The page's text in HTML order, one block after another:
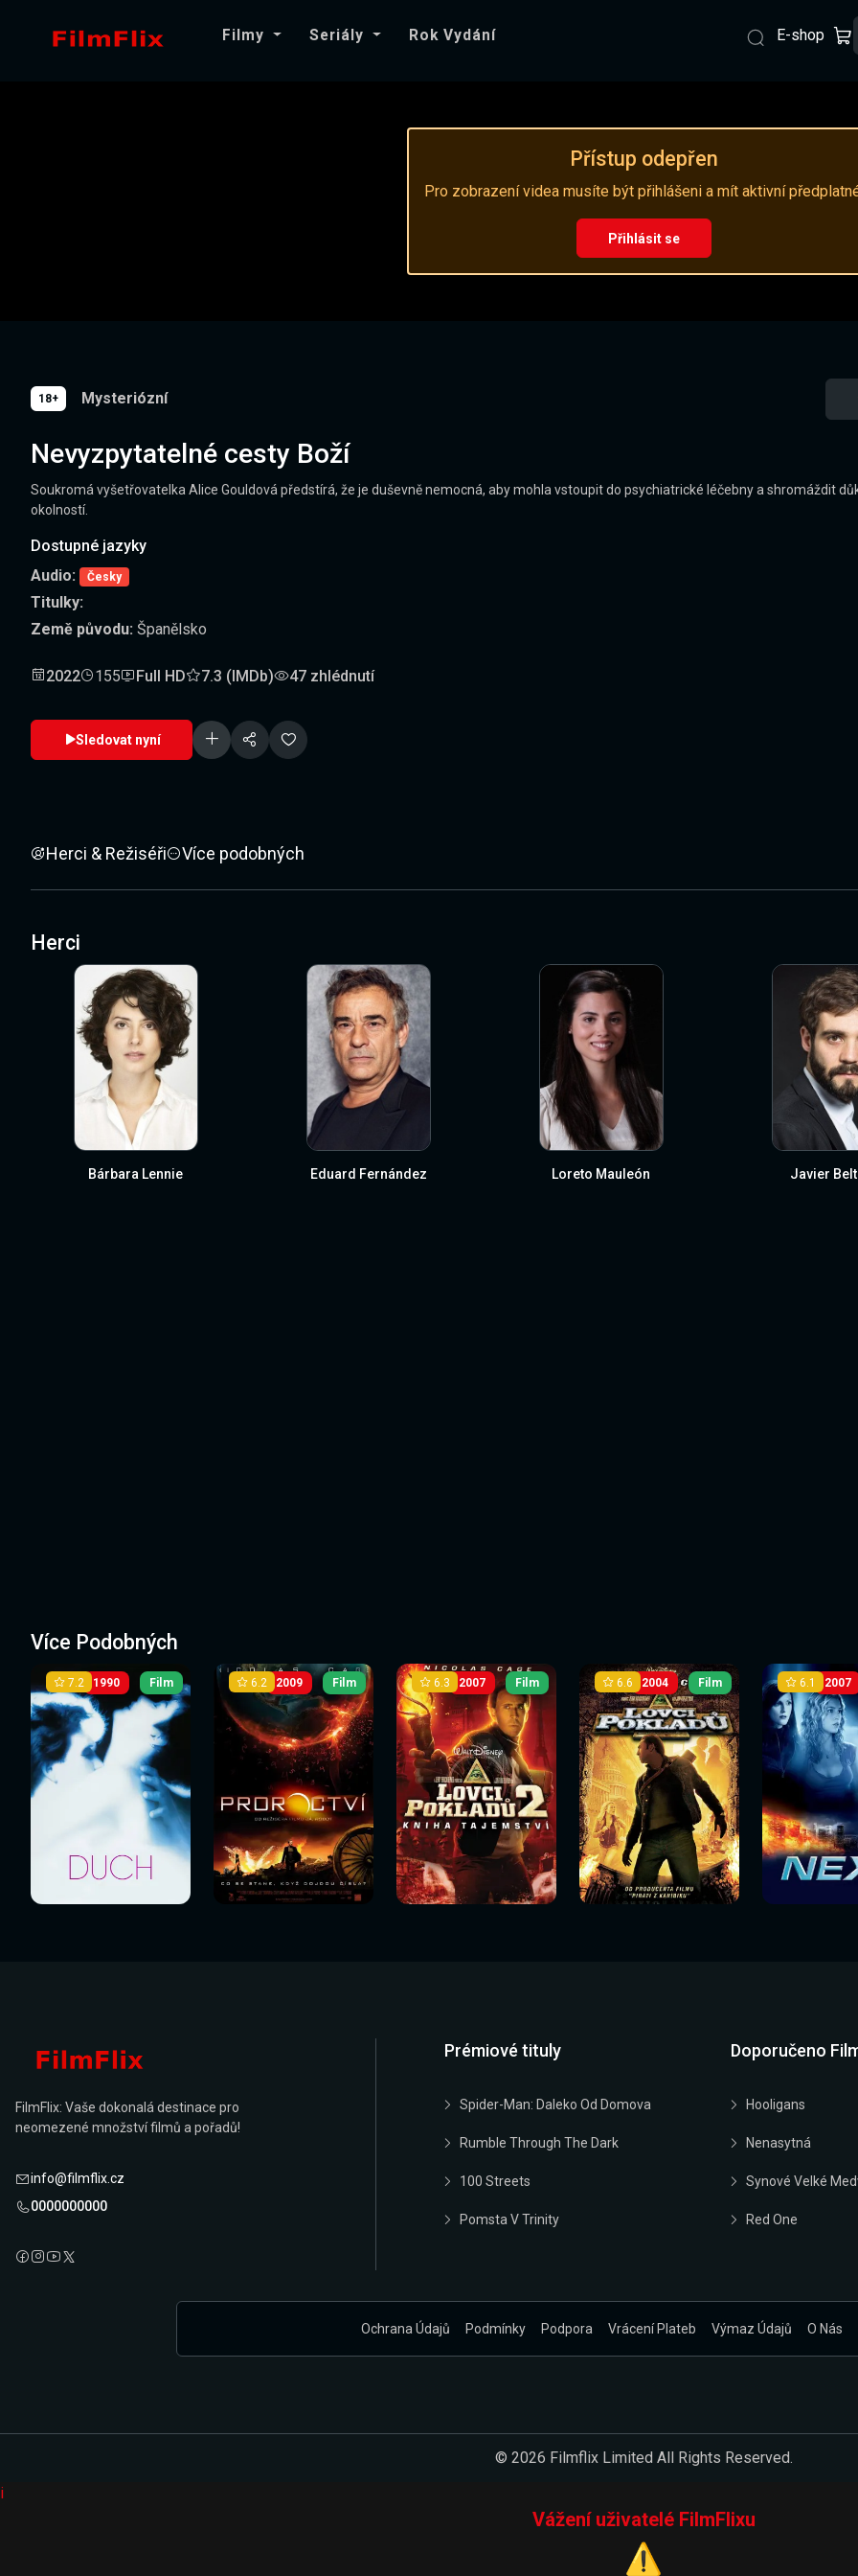
Filmy Seriály Rok Vydání E-shop
Přístup odepřen
Pro zobrazení videa musíte být přihlášeni a mít aktivní
Přihlásit se
18+ Mysteriózní
Nevyzpytatelné cesty Boží
Soukromá vyšetřovatelka Alice Gouldová předstírá, že je duševně nemocná, aby mohla vstoupit do psychiatrické léčebny a shromáždit
okolností.
Dostupné jazyky
Audio:
Česky
Titulky:
Země původu: Španělsko
2022 155 Full HD 7.3 (IMDb) 47 zhlédnutí
Sledovat nyní
Herci & Režiséři Více podobných
Herci
Bárbara Lennie Eduard Fernández Loreto Mauleón Javier
Více Podobných
1990
Sledovat
7.2 Film 2009
Sledovat
nyní
6.2 Film
Sledovat nyní
2007
Sledovat
nyní
6.3 Film
Sledovat nyní
2004
Sledovat
nyní
6.6 Film
Sledovat nyní
2007
Sledovat
6.1
FilmFlix: Vaše dokonalá destinace pro
neomezené množství filmů a pořadů!
info@filmflix.cz
0000000000
Prémiové tituly
Spider-Man: Daleko Od Domova
Rumble Through The Dark
100 Streets
Pomsta V Trinity
Doporučeno
Hooligans
Nenasytná
Synové Velké
Red One
Ochrana Údajů Podmínky Podpora Vrácení Plateb Výmaz Údajů O Nás
© 2026 Filmflix Limited All Rights Reserved.
i
Vážení uživatelé FilmFlixu
⚠️